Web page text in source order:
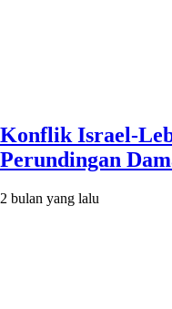
Konflik Israel-
Perundingan
2 bulan yang lalu